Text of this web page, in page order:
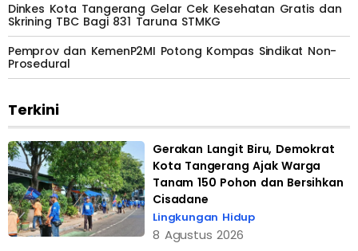
Dinkes Kota Tangerang Gelar Cek Kesehatan Gratis dan
Skrining TBC Bagi 831 Taruna STMKG
Pemprov dan KemenP2MI Potong Kompas Sindikat Non-
Prosedural
Terkini
Gerakan Langit Biru, Demokrat
Kota Tangerang Ajak Warga
Tanam 150 Pohon dan Bersihkan
Cisadane
Lingkungan Hidup
8 Agustus 2026